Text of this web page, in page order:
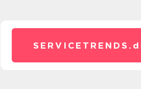
SERVICETRENDS.